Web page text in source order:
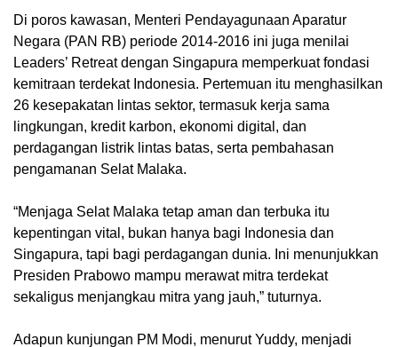
Di poros kawasan, Menteri Pendayagunaan Aparatur
Negara (PAN RB) periode 2014-2016 ini juga menilai
Leaders’ Retreat dengan Singapura memperkuat fondasi
kemitraan terdekat Indonesia. Pertemuan itu menghasilkan
26 kesepakatan lintas sektor, termasuk kerja sama
lingkungan, kredit karbon, ekonomi digital, dan
perdagangan listrik lintas batas, serta pembahasan
pengamanan Selat Malaka.
“Menjaga Selat Malaka tetap aman dan terbuka itu
kepentingan vital, bukan hanya bagi Indonesia dan
Singapura, tapi bagi perdagangan dunia. Ini menunjukkan
Presiden Prabowo mampu merawat mitra terdekat
sekaligus menjangkau mitra yang jauh,” tuturnya.
Adapun kunjungan PM Modi, menurut Yuddy, menjadi